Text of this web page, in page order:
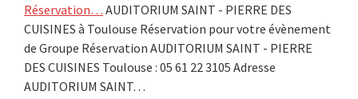
Réservation… AUDITORIUM SAINT - PIERRE DES
CUISINES à Toulouse Réservation pour votre évènement
de Groupe Réservation AUDITORIUM SAINT - PIERRE
DES CUISINES Toulouse : 05 61 22 3105 Adresse
AUDITORIUM SAINT…